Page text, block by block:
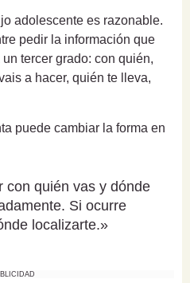
adolescente es razonable.
pedir la información que
tercer grado: con quién,
a hacer, quién te lleva,
puede cambiar la forma en
con quién vas y dónde
Si ocurre
localizarte.»